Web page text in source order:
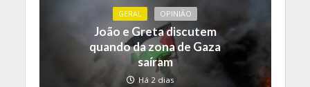
GERAL OPINIÃO
João e Greta discutem
quando da zona de Gaza
saíram
Há 2 dias